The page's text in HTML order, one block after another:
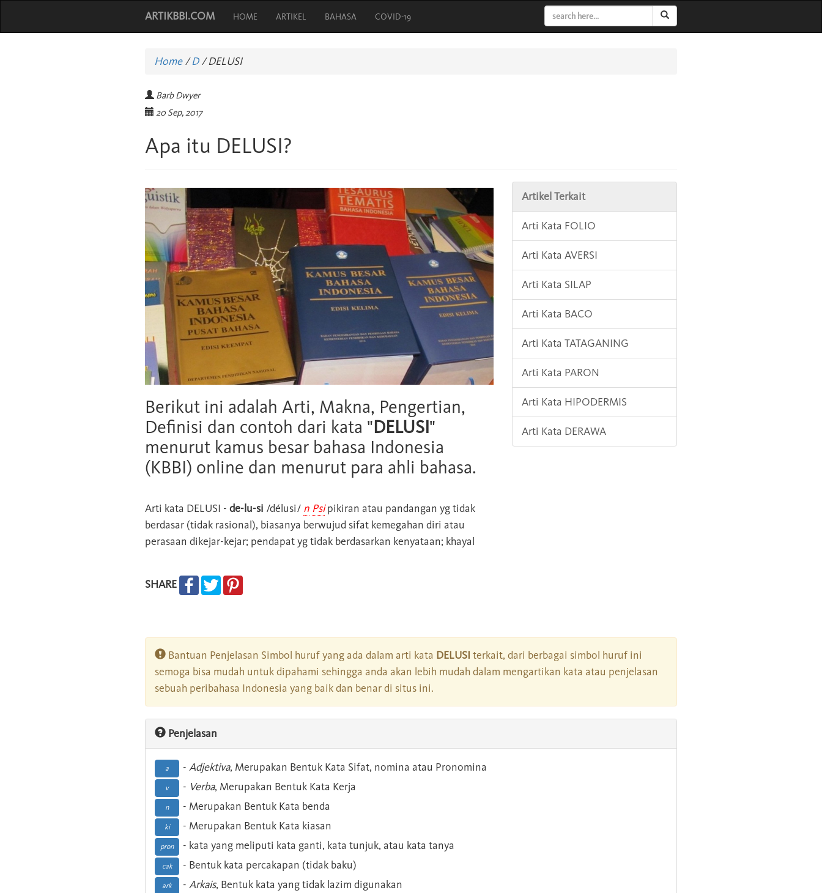
ARTIKBBI.COM HOME ARTIKEL BAHASA COVID-19
Home/D /DELUSI
Barb Dwyer
20 Sep, 2017
Apa itu DELUSI?
Berikut ini adalah Arti, Makna, Pengertian,
Definisi dan contoh dari kata "DELUSI"
menurut kamus besar bahasa Indonesia
(KBBI) online dan menurut para ahli bahasa.
Arti kata DELUSI - de-lu-si /délusi/ n Psipikiran atau pandangan yg tidak
berdasar (tidak rasional), biasanya berwujud sifat kemegahan diri atau
perasaan dikejar-kejar; pendapat yg tidak berdasarkan kenyataan; khayal
SHARE
Artikel Terkait
Arti Kata FOLIO
Arti Kata AVERSI
Arti Kata SILAP
Arti Kata BACO
Arti Kata TATAGANING
Arti Kata PARON
Arti Kata HIPODERMIS
Arti Kata DERAWA
Bantuan Penjelasan Simbol huruf yang ada dalam arti kata DELUSI terkait, dari berbagai simbol huruf ini
semoga bisa mudah untuk dipahami sehingga anda akan lebih mudah dalam mengartikan kata atau penjelasan
sebuah peribahasa Indonesia yang baik dan benar di situs ini.
Penjelasan
a - Adjektiva, Merupakan Bentuk Kata Sifat, nomina atau Pronomina
v - Verba, Merupakan Bentuk Kata Kerja
n - Merupakan Bentuk Kata benda
ki - Merupakan Bentuk Kata kiasan
pron - kata yang meliputi kata ganti, kata tunjuk, atau kata tanya
cak - Bentuk kata percakapan (tidak baku)
ark - Arkais, Bentuk kata yang tidak lazim digunakan